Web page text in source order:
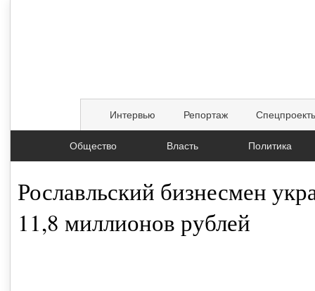
Интервью Репортаж
Общество Власть Политика
Рославльский бизнесмен
11,8 миллионов рублей